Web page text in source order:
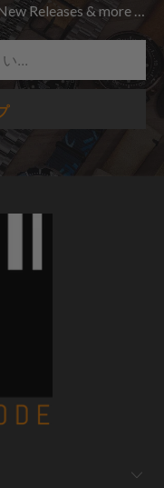
Releases & more …